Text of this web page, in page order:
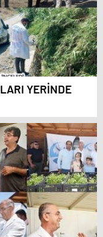
YERİNDE